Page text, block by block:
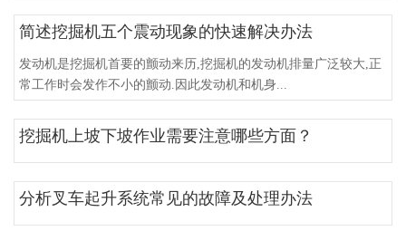
简述挖掘机五个震动现象的快速解决办法
发动机是挖掘机首要的颤动来历,挖掘机的发动机排量广泛较大,正
常工作时会发作不小的颤动.因此发动机和机身...
挖掘机上坡下坡作业需要注意哪些方面？
分析叉车起升系统常见的故障及处理办法